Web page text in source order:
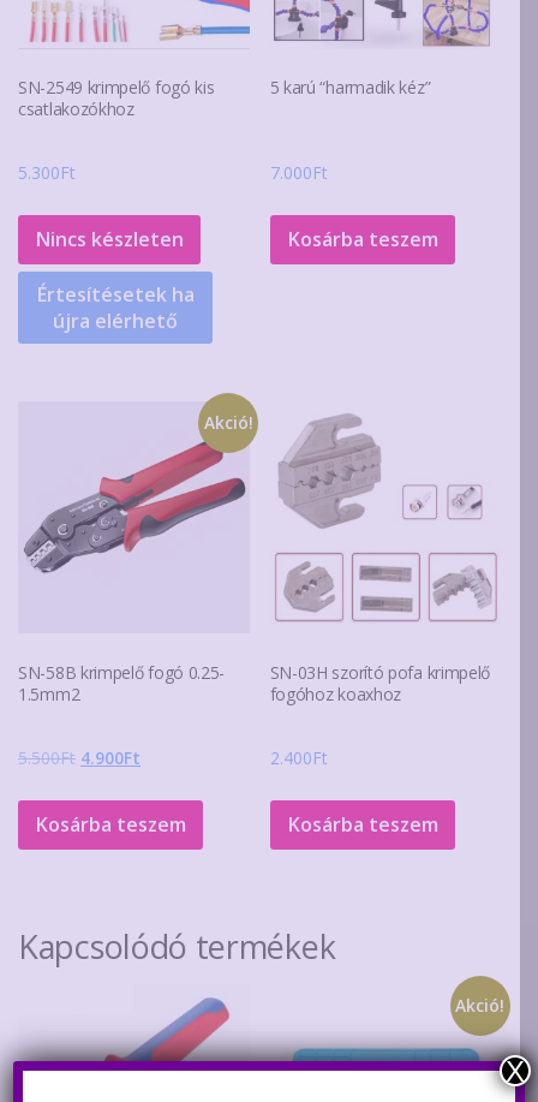
SN-2549 krimpelő fogó kis
csatlakozókhoz
5.300Ft
Nincs készleten
Értesítésetek ha
újra elérhető
5 karú “harmadik kéz”
7.000Ft
Kosárba teszem
Akció!
SN-58B krimpelő fogó 0.25-
1.5mm2
5.500Ft Original
was:
5.500Ft.
4.900Ft
is:
4.900Ft.
Kosárba teszem
SN-03H szorító pofa krimpelő
fogóhoz koaxhoz
2.400Ft
Kosárba teszem
Kapcsolódó termékek
Akció!
X